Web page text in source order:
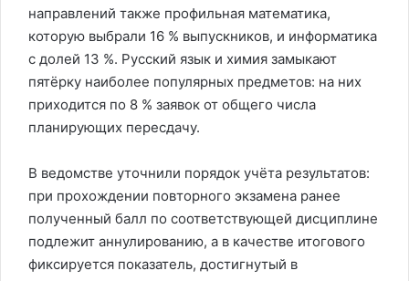
направлений также профильная математика,
которую выбрали 16 % выпускников, и информатика
с долей 13 %. Русский язык и химия замыкают
пятёрку наиболее популярных предметов: на них
приходится по 8 % заявок от общего числа
планирующих пересдачу.
В ведомстве уточнили порядок учёта результатов:
при прохождении повторного экзамена ранее
полученный балл по соответствующей дисциплине
подлежит аннулированию, а в качестве итогового
фиксируется показатель, достигнутый в